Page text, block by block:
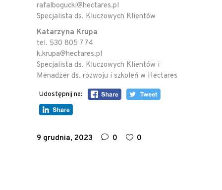
rafalbogucki@hectares.pl
Specjalista ds. Kluczowych Klientów
Katarzyna Krupa
tel. 530 805 774
k.krupa@hectares.pl
Specjalista ds. Kluczowych Klientów i
Menadżer ds. rozwoju i szkoleń w Hectares
Udostępnij na:
9 grudnia, 2023 0 0